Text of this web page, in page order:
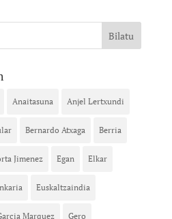
Anaitasuna Anjel Lertxundi
Bernardo Atxaga Berria
Jimenez Egan Elkar
Euskaltzaindia
Marquez Gero